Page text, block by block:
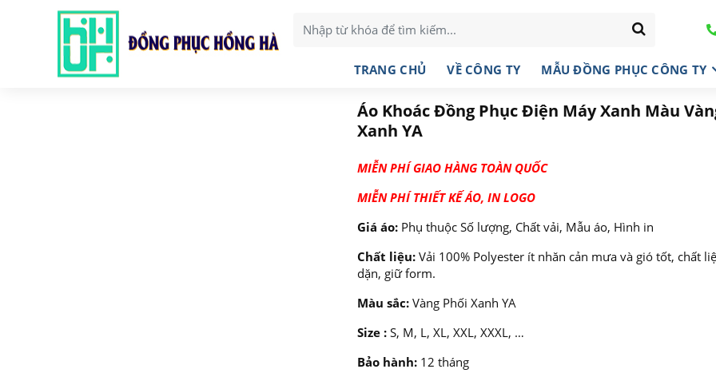
TRANG CHỦ VỀ CÔNG TY MẪU ĐỒNG PHỤC CÔNG TY
Áo Khoác Đồng Phục Điện Máy Xanh Màu
Xanh YA
MIỄN PHÍ GIAO HÀNG TOÀN QUỐC
MIỄN PHÍ THIẾT KẾ ÁO, IN LOGO
Giá áo:Phụ thuộc Số lượng, Chất vải, Mẫu áo, Hình in
Chất liệu:Vải 100% Polyester ít nhăn cản mưa và gió tốt, chất
dặn, giữ form.
Màu sắc: Vàng Phối Xanh YA
Size :S, M, L, XL, XXL, XXXL, …
Bảo hành:12 tháng